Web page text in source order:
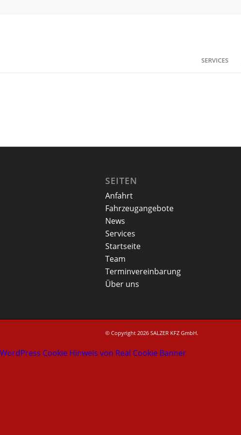
SERVICES
SEITEN
Anfahrt
Fahrzeugangebote
News
Services
Startseite
Team
Terminvereinbarung
Über uns
© Copyright 2026 SALZER KFZ GmbH.
WordPress Cookie Hinweis von Real Cookie Banner